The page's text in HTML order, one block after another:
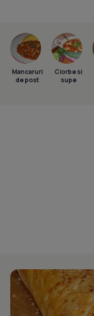
Mancaruri
de post
Ciorbe si
supe